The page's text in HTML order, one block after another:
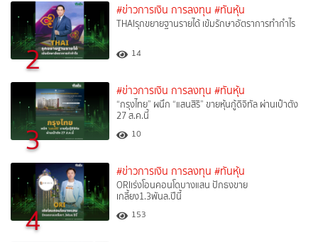
2
#ข่าวการเงิน การลงทุน #ทันหุ้น
THAIรุกขยายฐานรายได้ เข้มรักษาอัตราการทำกำไร
14
3
#ข่าวการเงิน การลงทุน #ทันหุ้น
“กรุงไทย” ผนึก “แสนสิริ” ขายหุ้นกู้ดิจิทัล ผ่านเป๋าตัง
27 ส.ค.นี้
10
4
#ข่าวการเงิน การลงทุน #ทันหุ้น
ORIเร่งโอนคอนโดบางแสน ปักธงขาย
เกลี้ยง1.3พันล.ปีนี้
153